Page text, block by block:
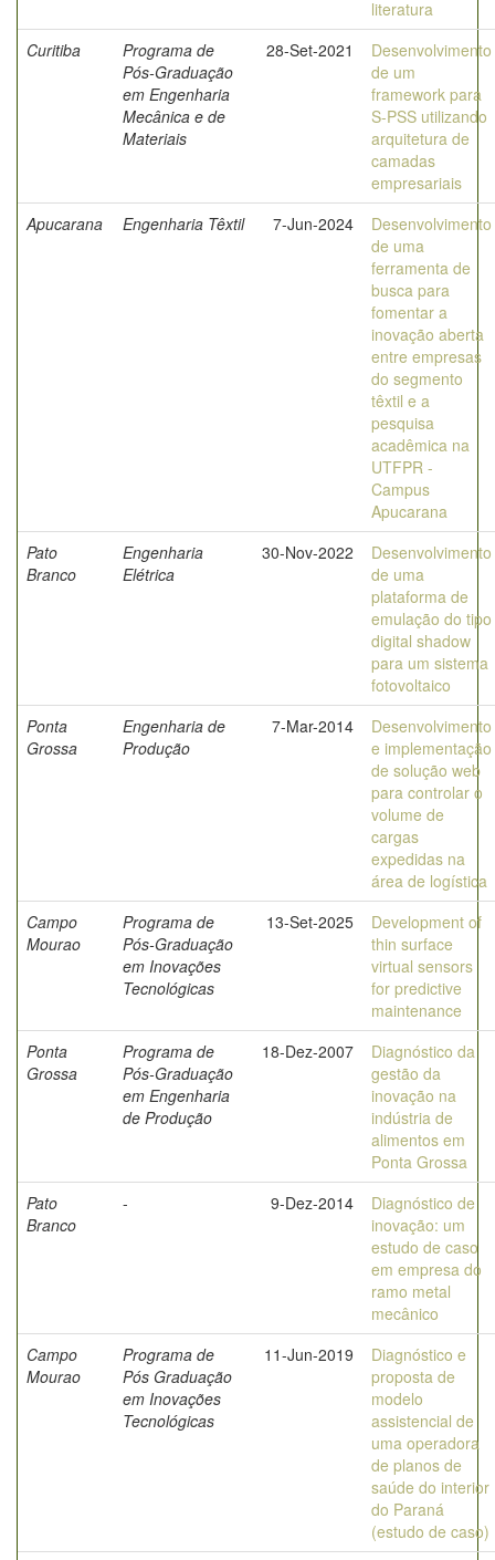
literatura
Curitiba
Programa de
Pós-Graduação
em Engenharia
Mecânica e de
Materiais
28-Set-2021
Desenvolvimento
de um
framework para
S-PSS utilizando
arquitetura de
camadas
empresariais
Apucarana
Engenharia Têxtil 7-Jun-2024
Desenvolvimento
de uma
ferramenta de
busca para
fomentar a
inovação aberta
entre empresas
do segmento
têxtil e a
pesquisa
acadêmica na
UTFPR -
Campus
Apucarana
Pato
Branco
Engenharia
Elétrica
30-Nov-2022
Desenvolvimento
de uma
plataforma de
emulação do tipo
digital shadow
para um sistema
fotovoltaico
Ponta
Grossa
Engenharia de
Produção
7-Mar-2014
Desenvolvimento
e implementação
de solução web
para controlar o
volume de
cargas
expedidas na
área de logística
Campo
Mourao
Programa de
Pós-Graduação
em Inovações
Tecnológicas
13-Set-2025
Development of
thin surface
virtual sensors
for predictive
maintenance
Ponta
Grossa
Programa de
Pós-Graduação
em Engenharia
de Produção
18-Dez-2007
Diagnóstico da
gestão da
inovação na
indústria de
alimentos em
Ponta Grossa
Pato
Branco
- 9-Dez-2014
Diagnóstico de
inovação: um
estudo de caso
em empresa do
ramo metal
mecânico
Campo
Mourao
Programa de
Pós Graduação
em Inovações
Tecnológicas
11-Jun-2019
Diagnóstico e
proposta de
modelo
assistencial de
uma operadora
de planos de
saúde do interior
do Paraná
(estudo de caso)